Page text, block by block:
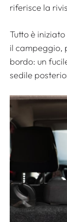
riferisce la
Tutto è
il campeggio,
bordo: un
sedile